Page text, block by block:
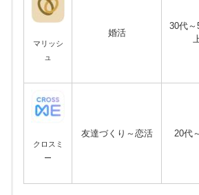
マリッシ
ュ
婚活
30代～
クロスミ
ー
友達づくり～恋活 20代